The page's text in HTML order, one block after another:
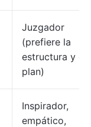
Juzgador
(prefiere la
estructura y el
plan)
Inspirador,
empático,